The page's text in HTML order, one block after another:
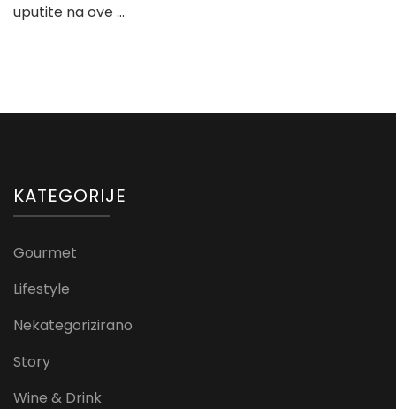
uputite na ove …
KATEGORIJE
Gourmet
Lifestyle
Nekategorizirano
Story
Wine & Drink